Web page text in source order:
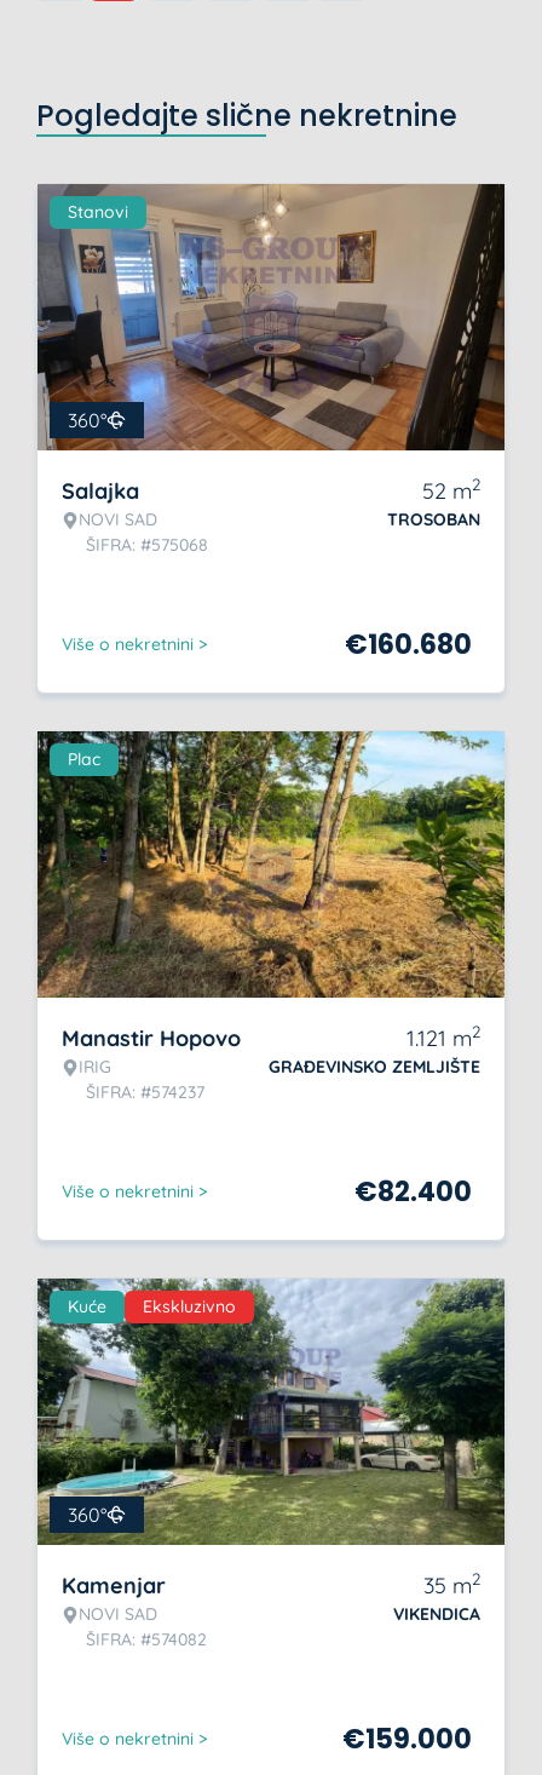
Pogledajte slične nekretnine
Stanovi
360°
Salajka
NOVI SAD
ŠIFRA: #575068
52 m2
TROSOBAN
Više o nekretnini > €160.680
Plac
Manastir Hopovo
IRIG
ŠIFRA: #574237
1.121 m2
GRAĐEVINSKO ZEMLJIŠTE
Više o nekretnini > €82.400
Kuće Ekskluzivno
360°
Kamenjar
NOVI SAD
ŠIFRA: #574082
35 m2
VIKENDICA
Više o nekretnini > €159.000